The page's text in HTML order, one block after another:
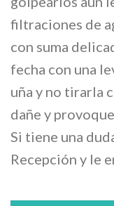
filtraciones de
con suma
fecha con una
uña y no tirarla
dañe y
Si tiene una
Recepción y le